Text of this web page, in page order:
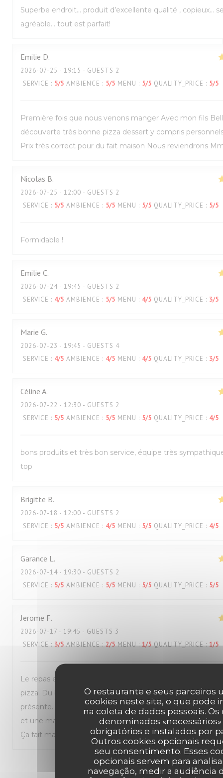
O restaurante e seus parceiros
cookies neste site, o que pode
na coleta de dados pessoais. Os
denominados «necessários»
obrigatórios e instalados por
Outros cookies opcionais
seu consentimento. Esses
opcionais servem para
navegação, medir a audiência
Superbe endroit… produit d’excellente qualité , copieux…
agréable… tout est parfait!
Emilie D
2026-07-25 - 19:15 - GUESTS 2
SERVICE : 5/5 AMBIENCE : 5/5 MENU : 5/5 QUALITY_PRICE : 5/5
Première fois que nous venons manger Avec mon fils
découverte très bonne pizza dessert y compris
Prix très correct pour du fait maison Nous reviendrons
Nicolas B
2026-07-25 - 12:00 - GUESTS 2
SERVICE : 5/5 AMBIENCE : 5/5 MENU : 5/5 QUALITY_PRICE : 5/5
Formidable !
Emilie C
2026-07-24 - 19:45 - GUESTS 2
SERVICE : 4/5 AMBIENCE : 5/5 MENU : 4/5 QUALITY_PRICE : 3/5
Marie G
2026-07-23 - 19:45 - GUESTS 4
SERVICE : 4/5 AMBIENCE : 4/5 MENU : 4/5 QUALITY_PRICE : 3/5
Céline A
2026-07-22 - 12:30 - GUESTS 2
SERVICE : 5/5 AMBIENCE : 5/5 MENU : 5/5 QUALITY_PRICE : 4/5
bons produits et très bon service, équipe très
top
Brigitte B
2026-07-18 - 12:00 - GUESTS 2
SERVICE : 5/5 AMBIENCE : 4/5 MENU : 5/5 QUALITY_PRICE : 4/5
Garance L
2026-07-14 - 19:30 - GUESTS 2
SERVICE : 5/5 AMBIENCE : 5/5 MENU : 5/5 QUALITY_PRICE : 5/5
Jerome F
2026-07-17 - 19:45 - GUESTS 3
SERVICE : 3/5 AMBIENCE: 2/5 MENU: 1/5 QUALITY_PRICE: 1/5
Le repas est de mauvaise qualité. J’avais de la bouillie sur
pizza. Du basilic annoncé dans la recette, résultat une
présente. Concernant le prix, c’est très cher. 3 pizzas
et une marguarita et 3 boissons dont 1 sirop à l’eau et 1
Ça fait mal.
1 2 3